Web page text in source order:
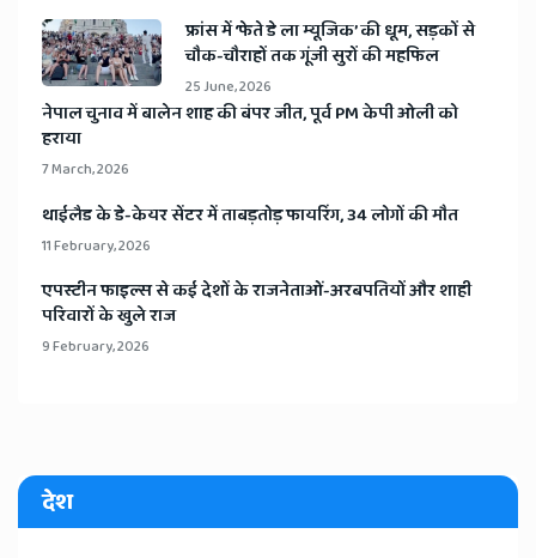
​फ्रांस में ‘फेते डे ला म्यूजिक’ की धूम, सड़कों से
चौक-चौराहों तक गूंजी सुरों की महफिल
25 June, 2026
​नेपाल चुनाव में बालेन शाह की बंपर जीत, पूर्व PM केपी ओली को
हराया
7 March, 2026
​थाईलैड के डे-केयर सेंटर में ताबड़तोड़ फायरिंग, 34 लोगों की मौत
11 February, 2026
​एपस्टीन फाइल्स से कई देशों के राजनेताओं-अरबपतियों और शाही
परिवारों के खुले राज
9 February, 2026
देश